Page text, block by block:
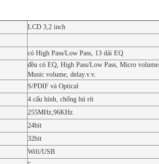
LCD 3,2 inch
có High Pass/Low Pass, 13 dải EQ
đều có EQ, High Pass/Low Pass, Micro volume,
Music volume, delay.v.v.
S/PDIF và Optical
4 cấu hính, chống hú rít
255MHz,96KHz
24bit
32bit
Wifi/USB